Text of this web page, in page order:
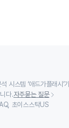
시스템 ‘애드가플래시
다.자주묻는 질문
초이스스탁US